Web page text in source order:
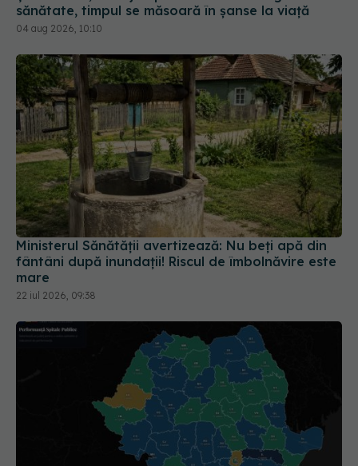
04 aug 2026, 10:10
Ministerul Sănătății avertizează: Nu beți apă din
fântâni după inundații! Riscul de îmbolnăvire este
mare
22 iul 2026, 09:38